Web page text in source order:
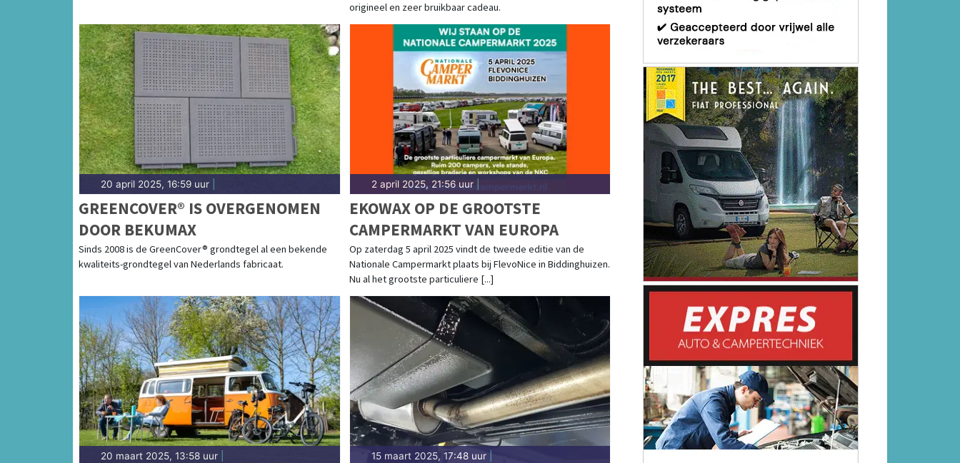
origineel en zeer bruikbaar cadeau.
20 april 2025, 16:59 uur
GREENCOVER® IS OVERGENOMEN
DOOR BEKUMAX
Sinds 2008 is de GreenCover® grondtegel al een bekende
kwaliteits-grondtegel van Nederlands fabricaat.
2 april 2025, 21:56 uur|
EKOWAX OP DE GROOTSTE
CAMPERMARKT VAN EUROPA
Op zaterdag 5 april 2025 vindt de tweede editie van de
Nationale Campermarkt plaats bij FlevoNice in Biddinghuizen.
Nu al het grootste particuliere [...]
20 maart 2025, 13:58 uur 15 maart 2025, 17:48 uur|